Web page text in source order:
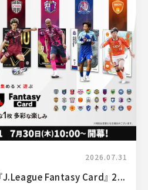
2026.07.31
J.League Fantasy Card』 2...